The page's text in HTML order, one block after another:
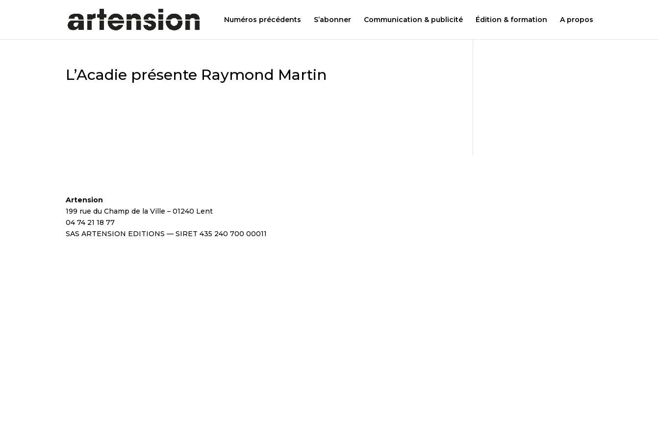
Numéros précédents S’abonner Communication & publicité Édition & formation A propos
L’Acadie présente Raymond Martin
Artension
199 rue du Champ de la Ville – 01240 Lent
04 74 21 18 77
SAS ARTENSION EDITIONS — SIRET 435 240 700 00011